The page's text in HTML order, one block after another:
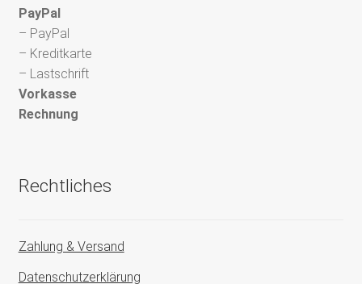
PayPal
– PayPal
– Kreditkarte
– Lastschrift
Vorkasse
Rechnung
Rechtliches
Zahlung & Versand
Datenschutzerklärung